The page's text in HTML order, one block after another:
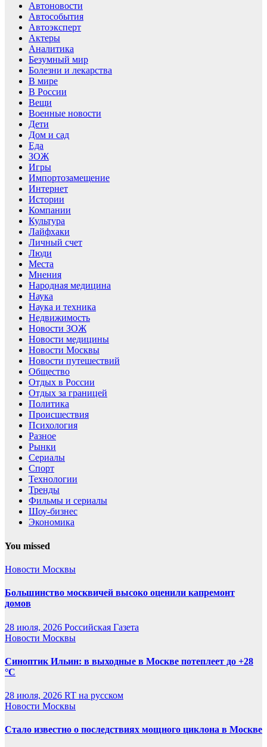
Автоновости
Автособытия
Автоэксперт
Актеры
Аналитика
Безумный мир
Болезни и лекарства
В мире
В России
Вещи
Военные новости
Дети
Дом и сад
Еда
ЗОЖ
Игры
Импортозамещение
Интернет
Истории
Компании
Культура
Лайфхаки
Личный счет
Люди
Места
Мнения
Народная медицина
Наука
Наука и техника
Недвижимость
Новости ЗОЖ
Новости медицины
Новости Москвы
Новости путешествий
Общество
Отдых в России
Отдых за границей
Политика
Происшествия
Психология
Разное
Рынки
Сериалы
Спорт
Технологии
Тренды
Фильмы и сериалы
Шоу-бизнес
Экономика
You missed
Новости Москвы
Большинство москвичей высоко оценили капремонт
домов
28 июля, 2026 Российская Газета
Новости Москвы
Синоптик Ильин: в выходные в Москве потеплеет до +28
°C
28 июля, 2026 RT на русском
Новости Москвы
Стало известно о последствиях мощного циклона в Москве